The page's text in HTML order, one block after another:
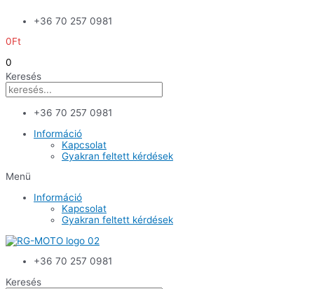
+36 70 257 0981
0Ft
0
Keresés
+36 70 257 0981
Információ
Kapcsolat
Gyakran feltett kérdések
Menü
Információ
Kapcsolat
Gyakran feltett kérdések
+36 70 257 0981
Keresés